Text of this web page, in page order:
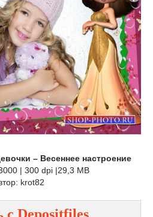
– Весеннее настроение
| 300 dpi |29,3 MB
krot82